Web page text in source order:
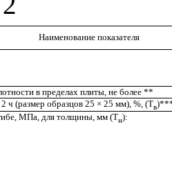
Наименование показателя
в пределах плиты, не более **
ч (размер образцов 25 × 25 мм), %, (Тв
МПа, для толщины, мм (Тн):